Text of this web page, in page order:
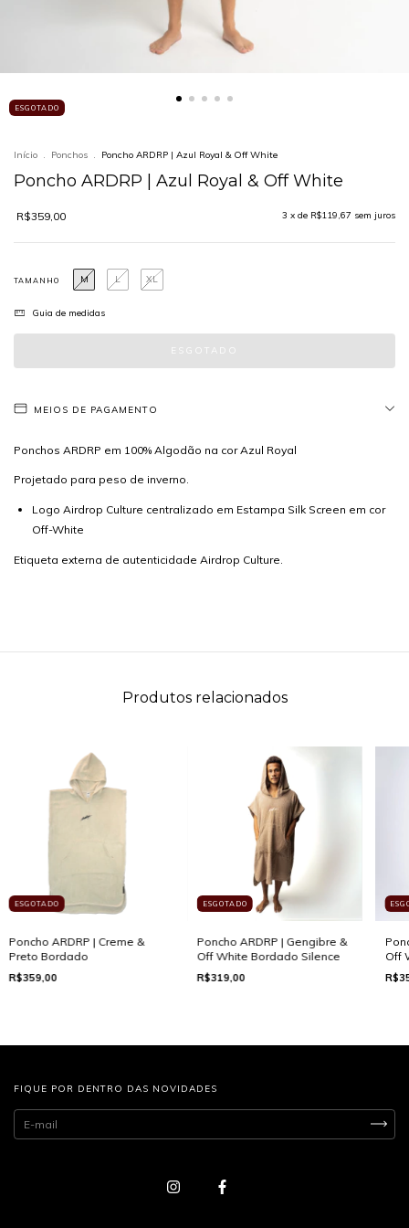
ESGOTADO
Início Ponchos Poncho ARDRP | Azul Royal & Off White
Poncho ARDRP | Azul Royal & Off White
R$359,00 3 x de R$119,67 sem juros
TAMANHO M L XL
Guia de medidas
MEIOS DE PAGAMENTO
Ponchos ARDRP em 100% Algodão na cor Azul Royal
Projetado para peso de inverno.
Logo Airdrop Culture centralizado em Estampa Silk Screen em cor
Off-White
Etiqueta externa de autenticidade Airdrop Culture.
Produtos relacionados
ESGOTADO
Poncho ARDRP | Creme &
Preto Bordado
R$359,00
ESGOTADO
Poncho ARDRP | Gengibre &
Off White Bordado Silence
R$319,00
Off
FIQUE POR DENTRO DAS NOVIDADES